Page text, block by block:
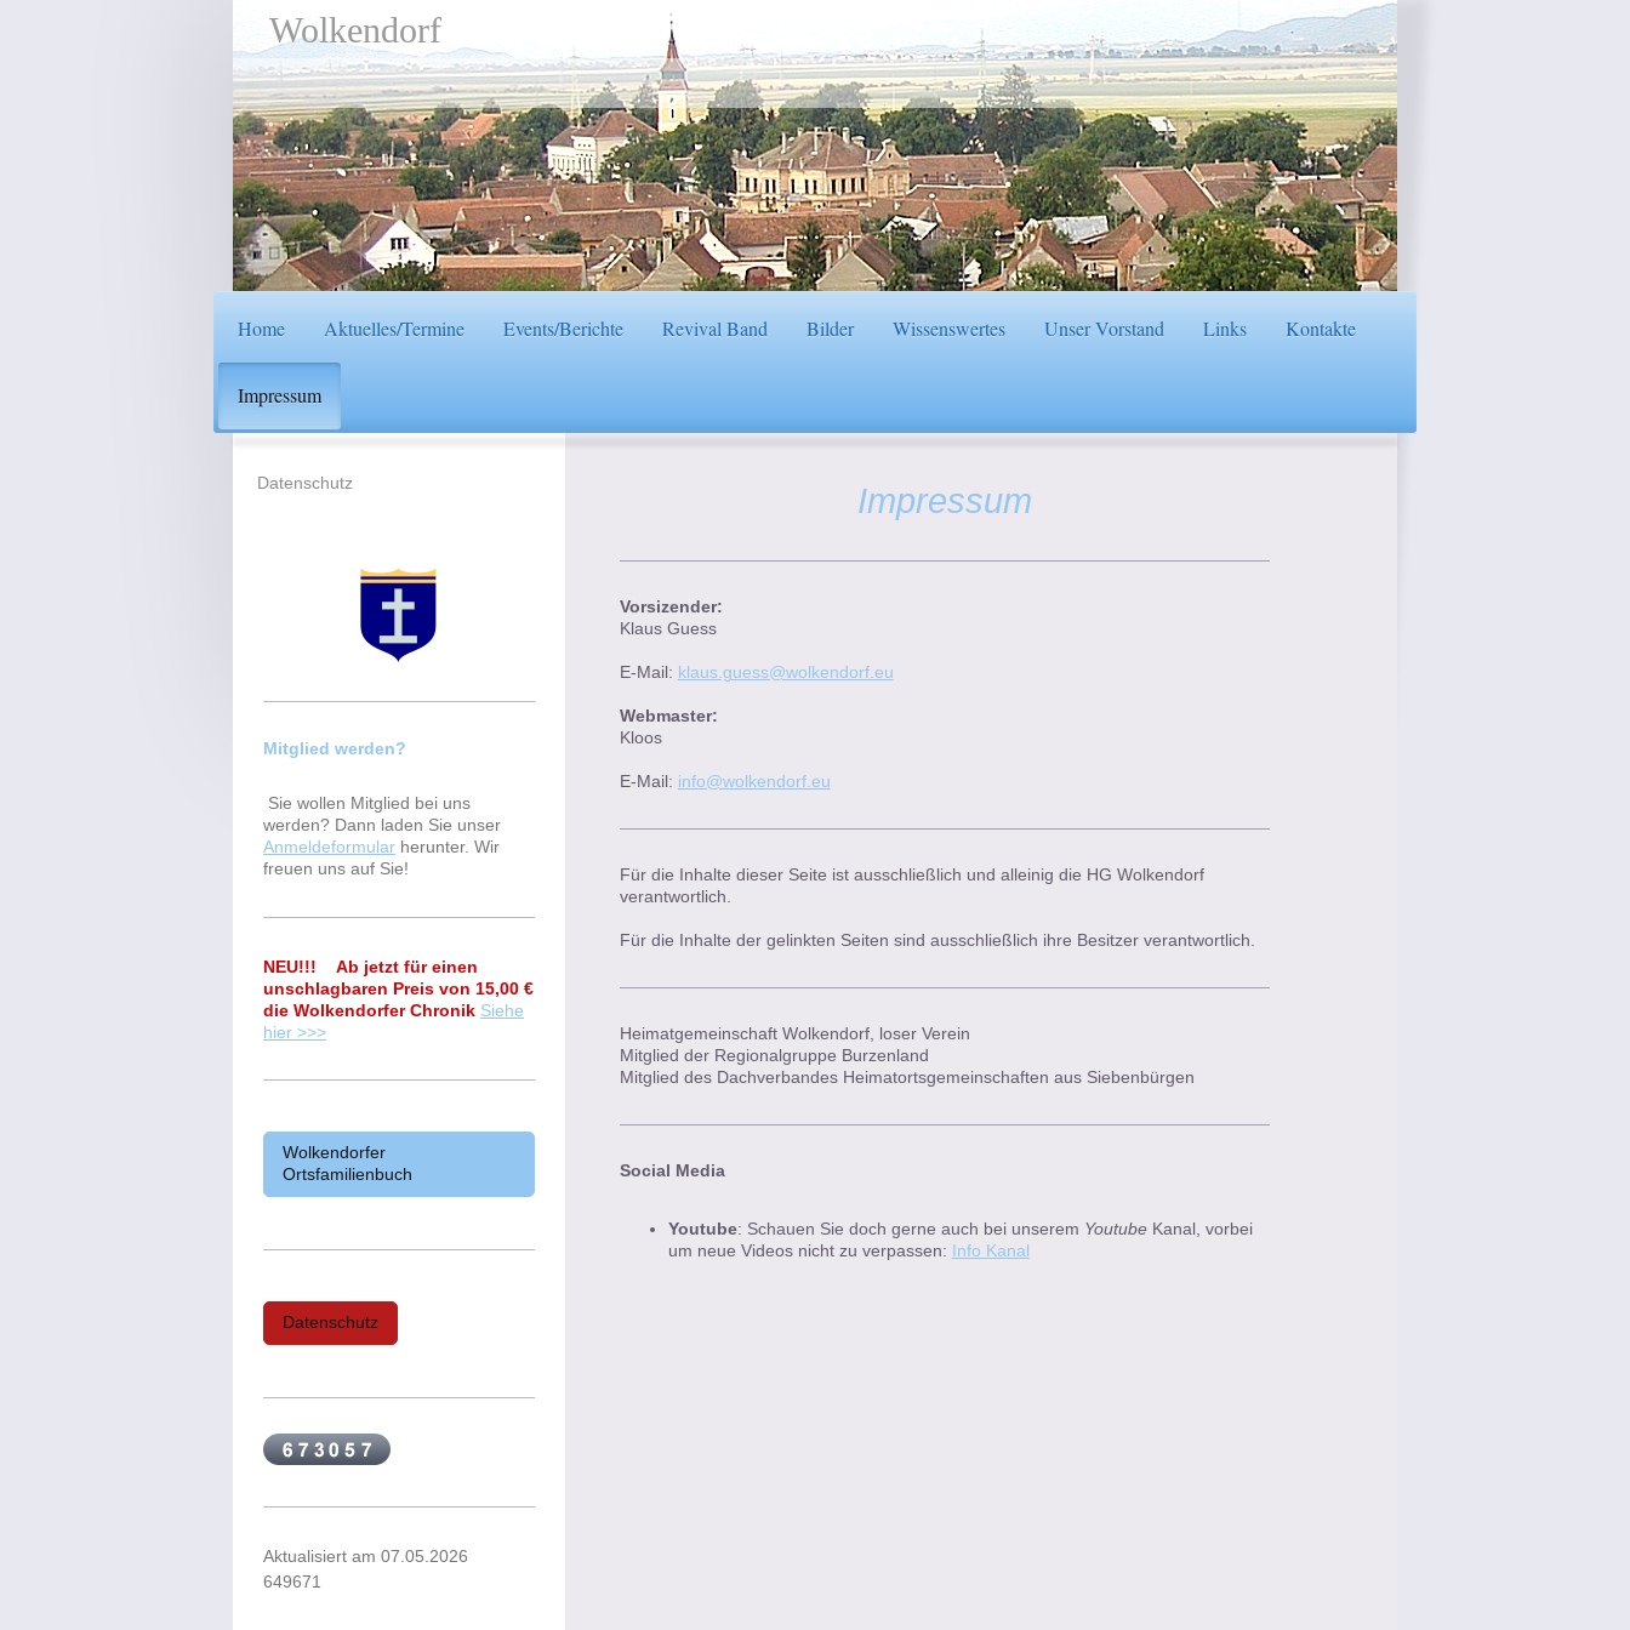
Wolkendorf
Home Aktuelles/Termine Events/Berichte Revival Band Bilder Wissenswertes Unser Vorstand Links Kontakte
Impressum
Impressum
Vorsizender:
Klaus Guess
E-Mail: klaus.guess@wolkendorf.eu
Webmaster:
Kloos
E-Mail: info@wolkendorf.eu
Für die Inhalte dieser Seite ist ausschließlich und alleinig die HG Wolkendorf
verantwortlich.
Für die Inhalte der gelinkten Seiten sind ausschließlich ihre Besitzer verantwortlich.
Heimatgemeinschaft Wolkendorf, loser Verein
Mitglied der Regionalgruppe Burzenland
Mitglied des Dachverbandes Heimatortsgemeinschaften aus Siebenbürgen
Social Media
Youtube: Schauen Sie doch gerne auch bei unserem YoutubeKanal, vorbei
um neue Videos nicht zu verpassen:
Info Kanal
Datenschutz
Mitglied werden?
Sie wollen Mitglied bei uns
werden? Dann laden Sie unser
Anmeldeformular herunter. Wir
freuen uns auf Sie!
NEU!!! Ab jetzt für einen
unschlagbaren Preis von 15,00 €
die Wolkendorfer Chronik Siehe
hier >>>
Wolkendorfer
Ortsfamilienbuch
Datenschutz
Aktualisiert am 07.05.2026
649671